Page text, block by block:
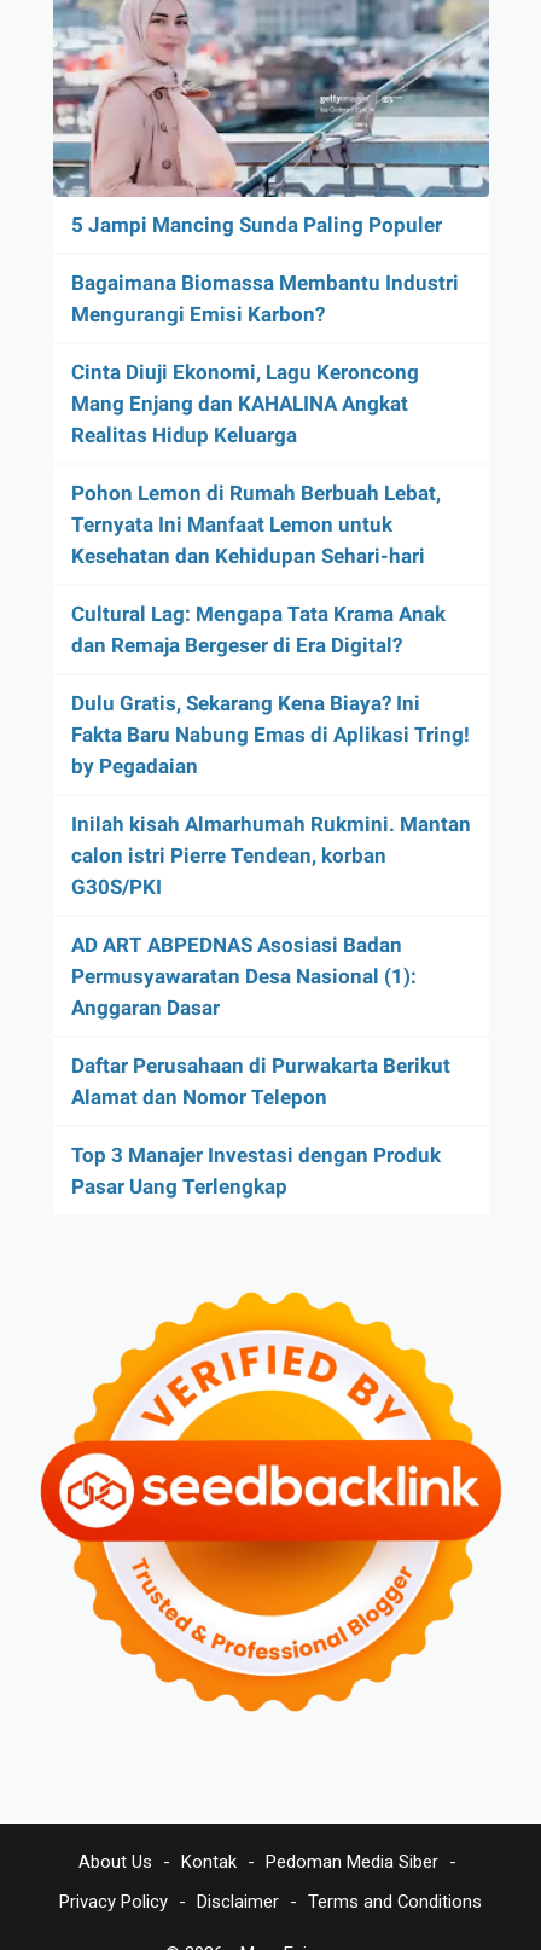
5 Jampi Mancing Sunda Paling Populer
Bagaimana Biomassa Membantu Industri
Mengurangi Emisi Karbon?
Cinta Diuji Ekonomi, Lagu Keroncong
Mang Enjang dan KAHALINA Angkat
Realitas Hidup Keluarga
Pohon Lemon di Rumah Berbuah Lebat,
Ternyata Ini Manfaat Lemon untuk
Kesehatan dan Kehidupan Sehari-hari
Cultural Lag: Mengapa Tata Krama Anak
dan Remaja Bergeser di Era Digital?
Dulu Gratis, Sekarang Kena Biaya? Ini
Fakta Baru Nabung Emas di Aplikasi Tring!
by Pegadaian
Inilah kisah Almarhumah Rukmini. Mantan
calon istri Pierre Tendean, korban
G30S/PKI
AD ART ABPEDNAS Asosiasi Badan
Permusyawaratan Desa Nasional (1):
Anggaran Dasar
Daftar Perusahaan di Purwakarta Berikut
Alamat dan Nomor Telepon
Top 3 Manajer Investasi dengan Produk
Pasar Uang Terlengkap
About Us Kontak
Pedoman Media Siber
Privacy Policy
Disclaimer Terms and Conditions